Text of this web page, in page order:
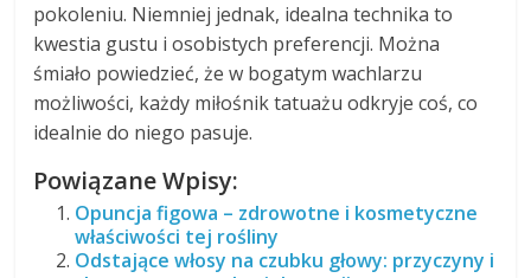
pokoleniu. Niemniej jednak, idealna technika to
kwestia gustu i osobistych preferencji. Można
śmiało powiedzieć, że w bogatym wachlarzu
możliwości, każdy miłośnik tatuażu odkryje coś, co
idealnie do niego pasuje.
Powiązane Wpisy:
Opuncja figowa – zdrowotne i kosmetyczne
właściwości tej rośliny
Odstające włosy na czubku głowy: przyczyny i